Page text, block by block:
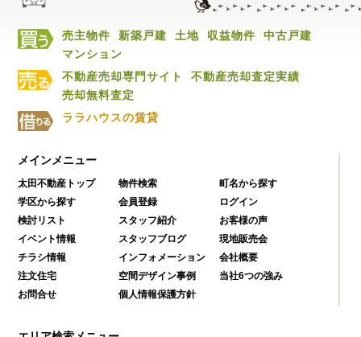
売主物件 新築戸建 土地 収益物件
中古戸建
マンション
不動産売却専門サイト
不動産売却査定実績
売却無料査定
ララハウスの賃貸
メインメニュー
太田不動産トップ 物件検索
町名から探す
学区から探す
会員登録
ログイン
検討リスト
スタッフ紹介
お客様の声
イベント情報
スタッフブログ
現地販売会
チラシ情報
インフォメーション
会社概要
注文住宅
空間デザイン事例
当社6つの強み
お問合せ
個人情報保護方針